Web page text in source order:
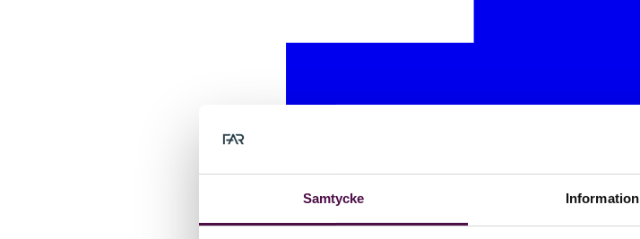
Samtycke Information